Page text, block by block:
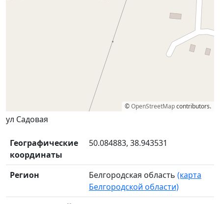
©OpenStreetMapcontributors.
ул Садовая
Географические
координаты
50.084883, 38.943531
Регион Белгородская область (карта
Белгородской области)